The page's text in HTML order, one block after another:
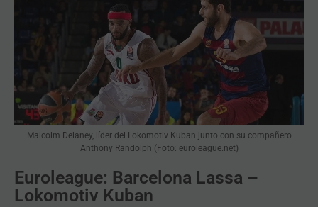
Malcolm Delaney, líder del Lokomotiv Kuban junto con su compañero
Anthony Randolph (Foto: euroleague.net)
Euroleague: Barcelona Lassa –
Lokomotiv Kuban